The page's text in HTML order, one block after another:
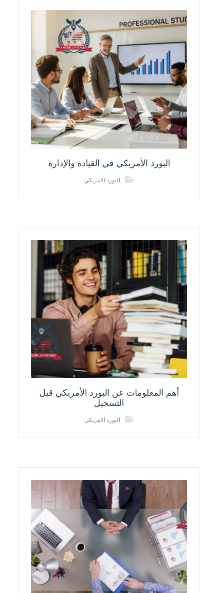
البورد الأمريكي في القيادة والإدارة
البورد الامريكي
أهم المعلومات عن البورد الأمريكي قبل
التسجيل
البورد الامريكي